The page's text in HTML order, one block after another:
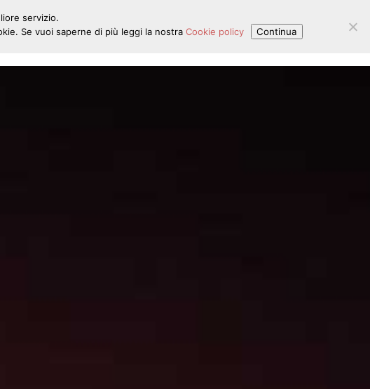
TECNOLOGIA LAVORA CON NOI CONTATTI EN IT
servizio.
Se vuoi saperne di più leggi la nostra Cookie policy Continua